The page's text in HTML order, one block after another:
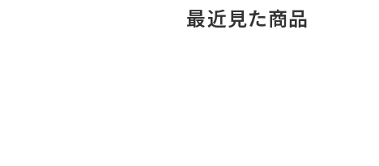
最近見た商品